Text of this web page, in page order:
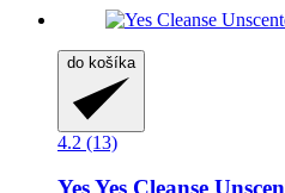
do košíka
4.2 (13)